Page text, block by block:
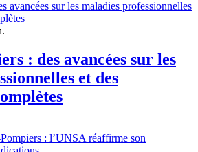
: des avancées sur les
et des